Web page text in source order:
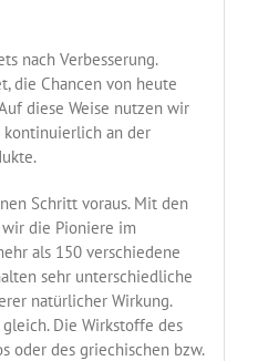
nach Verbesserung.
die Chancen von heute
diese Weise nutzen wir
kontinuierlich an der
Schritt voraus. Mit den
die Pioniere im
als 150 verschiedene
sehr unterschiedliche
natürlicher Wirkung.
Die Wirkstoffe des
oder des griechischen bzw.